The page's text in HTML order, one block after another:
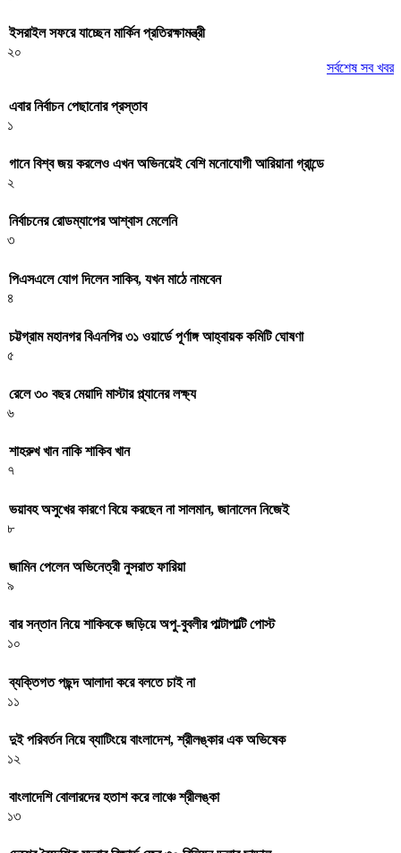
ইসরাইল সফরে যাচ্ছেন মার্কিন প্রতিরক্ষামন্ত্রী
২০
সর্বশেষ সব খবর
এবার নির্বাচন পেছানোর প্রস্তাব
১
গানে বিশ্ব জয় করলেও এখন অভিনয়েই বেশি মনোযোগী আরিয়ানা গ্রান্ডে
২
নির্বাচনের রোডম্যাপের আশ্বাস মেলেনি
৩
পিএসএলে যোগ দিলেন সাকিব, যখন মাঠে নামবেন
৪
চট্টগ্রাম মহানগর বিএনপির ৩১ ওয়ার্ডে পূর্ণাঙ্গ আহ্বায়ক কমিটি ঘোষণা
৫
রেলে ৩০ বছর মেয়াদি মাস্টার প্ল্যানের লক্ষ্য
৬
শাহরুখ খান নাকি শাকিব খান
৭
ভয়াবহ অসুখের কারণে বিয়ে করছেন না সালমান, জানালেন নিজেই
৮
জামিন পেলেন অভিনেত্রী নুসরাত ফারিয়া
৯
বার সন্তান নিয়ে শাকিবকে জড়িয়ে অপু-বুবলীর পাল্টাপাল্টি পোস্ট
১০
ব্যক্তিগত পছন্দ আলাদা করে বলতে চাই না
১১
দুই পরিবর্তন নিয়ে ব্যাটিংয়ে বাংলাদেশ, শ্রীলঙ্কার এক অভিষেক
১২
বাংলাদেশি বোলারদের হতাশ করে লাঞ্চে শ্রীলঙ্কা
১৩